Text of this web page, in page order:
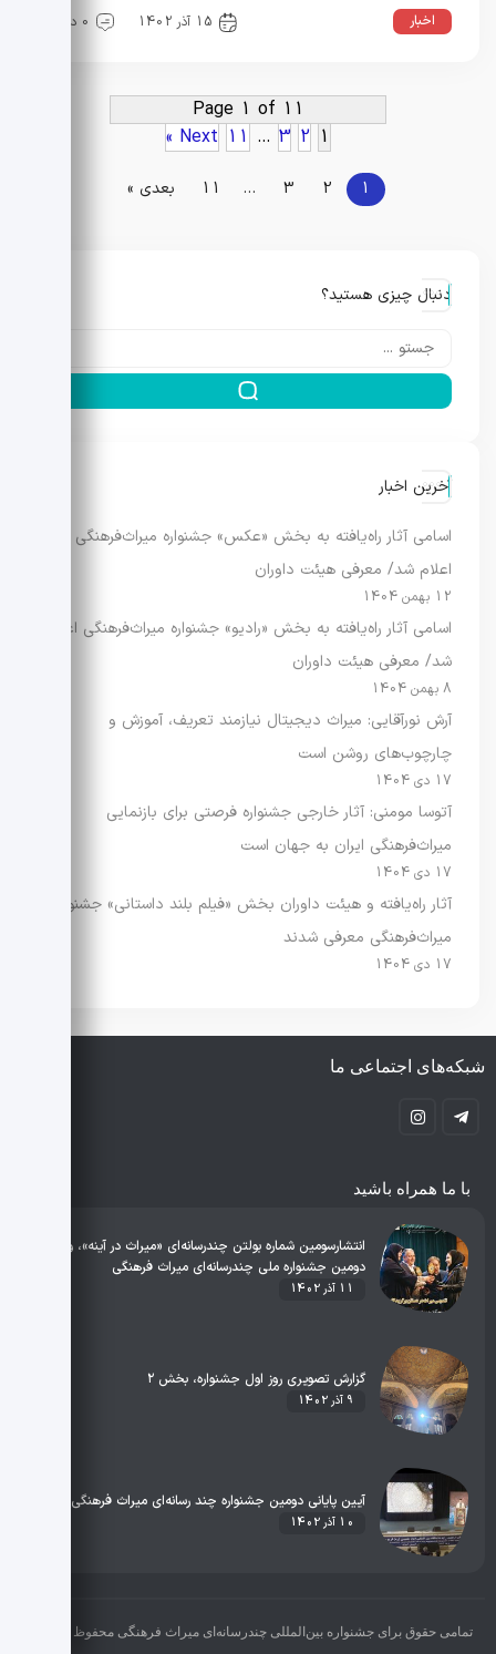
اخبار 15 آذر 1402 0 دیدگاه
Page 1 of 11
1
2
3
…
11
Next »
1
2
3
…
11 بعدی »
دنبال چیزی هستید؟
آخرین اخبار
اسامی آثار راه‌یافته به بخش «عکس» جشنواره میراث‌فرهنگی
اعلام شد/ معرفی هیئت داوران
12 بهمن 1404
اسامی آثار راه‌یافته به بخش «رادیو» جشنواره میراث‌فرهنگی اعلام
شد/ معرفی هیئت داوران
8 بهمن 1404
آرش نورآقایی: میراث دیجیتال نیازمند تعریف، آموزش و
چارچوب‌های روشن است
17 دی 1404
آتوسا مومنی: آثار خارجی جشنواره فرصتی برای بازنمایی
میراث‌فرهنگی ایران به جهان است
17 دی 1404
آثار راه‌یافته و هیئت داوران بخش «فیلم بلند داستانی» جشنواره
میراث‌فرهنگی معرفی شدند
17 دی 1404
شبکه‌های اجتماعی ما
با ما همراه باشید
انتشارسومین شماره بولتن چندرسانه‌ای «میراث در آینه»، ویژه
دومین جشنواره ملی چندرسانه‌ای میراث فرهنگی
11 آذر 1402
گزارش تصویری روز اول جشنواره، بخش ۲
9 آذر 1402
آیین پایانی دومین جشنواره چند‌ رسانه‌ای میراث فرهنگی در قاب
10 آذر 1402
تمامی حقوق برای جشنواره بین‌المللی چندرسانه‌ای میراث فرهنگی محفوظ می‌باشد.